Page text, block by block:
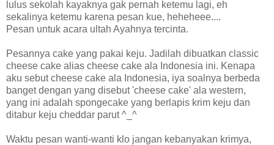
lulus sekolah kayaknya gak pernah ketemu lagi, eh
sekalinya ketemu karena pesan kue, heheheee....
Pesan untuk acara ultah Ayahnya tercinta.
Pesannya cake yang pakai keju. Jadilah dibuatkan classic
cheese cake alias cheese cake ala Indonesia ini. Kenapa
aku sebut cheese cake ala Indonesia, iya soalnya berbeda
banget dengan yang disebut 'cheese cake' ala western,
yang ini adalah spongecake yang berlapis krim keju dan
ditabur keju cheddar parut ^_^
Waktu pesan wanti-wanti klo jangan kebanyakan krimya,